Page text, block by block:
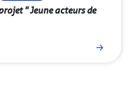
" Jeune acteurs de